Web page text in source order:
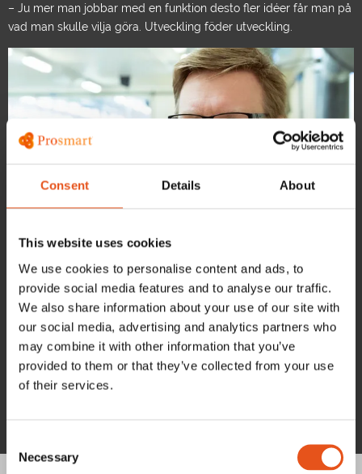
Consent Details About
This website uses cookies
We use cookies to personalise content and ads, to
provide social media features and to analyse our traffic.
We also share information about your use of our site with
our social media, advertising and analytics partners who
may combine it with other information that you’ve
provided to them or that they’ve collected from your use
of their services.
Selection
Necessary
– Ju mer man jobbar med en funktion desto fler idéer får man på
vad man skulle vilja göra. Utveckling föder utveckling.
Per-Anders Folkesson, VD och grundare av Folkessons
Snickeri